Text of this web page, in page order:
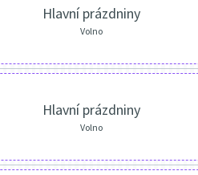
Hlavní prázdniny
Volno
Hlavní prázdniny
Volno